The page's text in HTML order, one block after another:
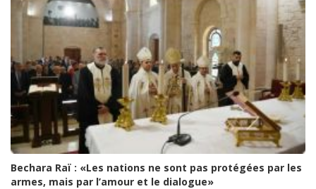
Bechara Raï : «Les nations ne sont pas protégées par les
armes, mais par l’amour et le dialogue»